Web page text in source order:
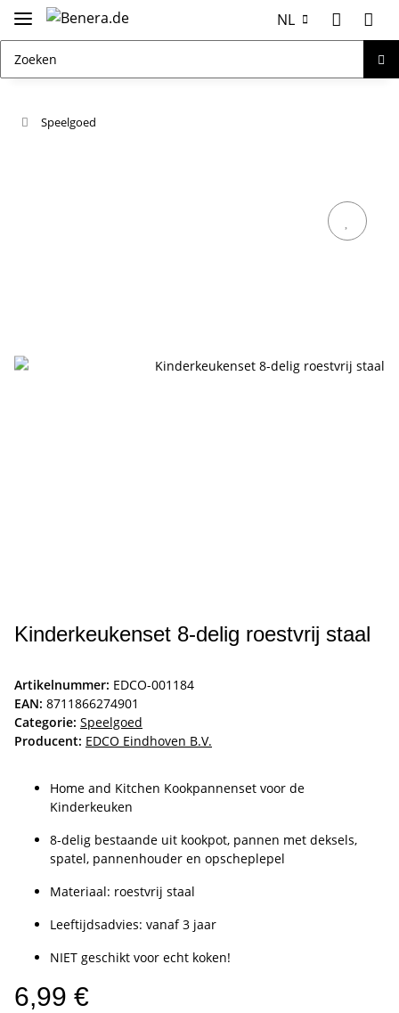
NL
Speelgoed
Kinderkeukenset 8-delig roestvrij staal
Artikelnummer: EDCO-001184
EAN: 8711866274901
Categorie: Speelgoed
Producent: EDCO Eindhoven B.V.
Home and Kitchen Kookpannenset voor de
Kinderkeuken
8-delig bestaande uit kookpot, pannen met deksels,
spatel, pannenhouder en opscheplepel
Materiaal: roestvrij staal
Leeftijdsadvies: vanaf 3 jaar
NIET geschikt voor echt koken!
6,99 €